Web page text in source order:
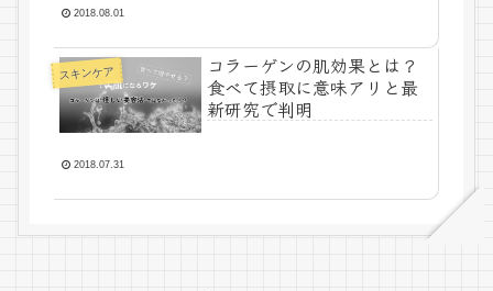
2018.08.01
スキンケア
コラーゲンの肌効果とは？
食べて摂取に意味アリと最
新研究で判明
2018.07.31